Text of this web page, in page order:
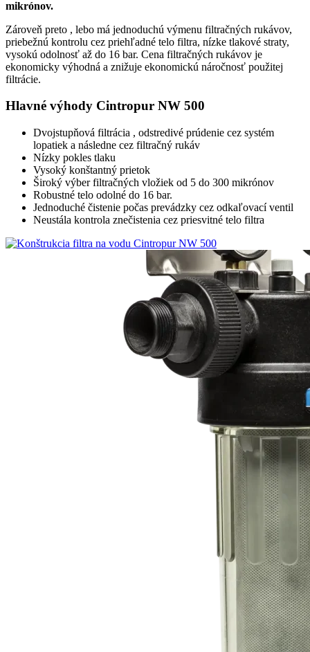
mikrónov.
Zároveň preto , lebo má jednoduchú výmenu filtračných rukávov,
priebežnú kontrolu cez priehľadné telo filtra, nízke tlakové straty,
vysokú odolnosť až do 16 bar. Cena filtračných rukávov je
ekonomicky výhodná a znižuje ekonomickú náročnosť použitej
filtrácie.
Hlavné výhody Cintropur NW 500
Dvojstupňová filtrácia , odstredivé prúdenie cez systém
lopatiek a následne cez filtračný rukáv
Nízky pokles tlaku
Vysoký konštantný prietok
Široký výber filtračných vložiek od 5 do 300 mikrónov
Robustné telo odolné do 16 bar.
Jednoduché čistenie počas prevádzky cez odkaľovací ventil
Neustála kontrola znečistenia cez priesvitné telo filtra